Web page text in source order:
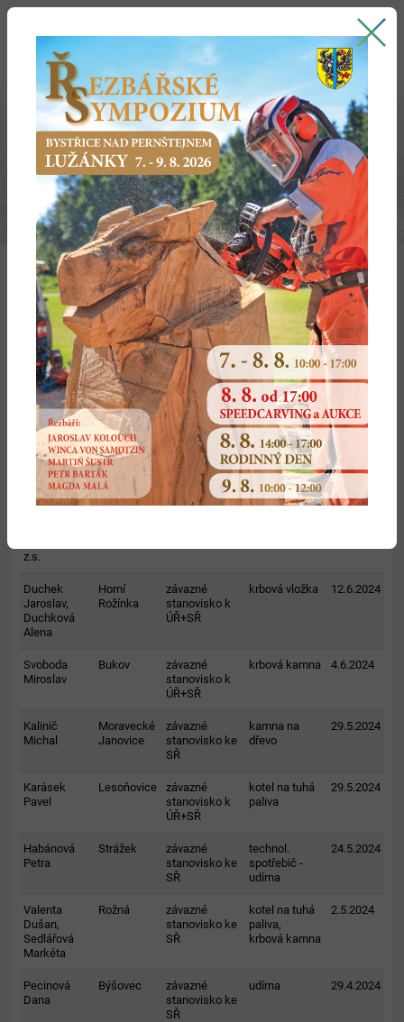
2024
Dotčený
subjekt
Dotčené
území
Předmět
žádosti
Typ Vydáno
Halas
Vladimír
Ujčov
závazné
stanovisko k
ÚŘ+SŘ
chov hosp.
zvířat
24.6.2024
Tvrdý Martin,
Tvrdá Erika
Písečné
závazné
stanovisko k
ÚŘ+SŘ
krbová vložka 24.6.2024
Tulis
Miroslav,
Tulisová
Hana
Bystřice
n.P.
závazné
stanovisko ke
SŘ
kotel na tuhá
paliva
24.6.2024
Slavíček Petr Hrdá Ves
závazné
stanovisko k
ÚŘ+SŘ
plyn.
kondenzač.
kotel
19.6.2024
Vrbka Jiří,
Ing.,
Vrbková
Bohuslava
Rožná
závazné
stanovisko k
ÚŘ+SŘ
krbová kamna 19.6.2024
z.s.
Duchek
Jaroslav,
Duchková
Alena
Horní
Rožínka
závazné
stanovisko k
ÚŘ+SŘ
krbová vložka 12.6.2024
Svoboda
Miroslav
Bukov
závazné
stanovisko k
ÚŘ+SŘ
krbová kamna 4.6.2024
Kalinič
Michal
Moravecké
Janovice
závazné
stanovisko ke
SŘ
kamna na
dřevo
29.5.2024
Karásek
Pavel
Lesoňovice
závazné
stanovisko k
ÚŘ+SŘ
kotel na tuhá
paliva
29.5.2024
Habánová
Petra
Strážek
závazné
stanovisko ke
SŘ
technol.
spotřebič -
udírna
24.5.2024
Valenta
Dušan,
Sedlářová
Markéta
Rožná
závazné
stanovisko ke
SŘ
kotel na tuhá
paliva,
krbová kamna
2.5.2024
Pecinová
Dana
Býšovec
závazné
stanovisko ke
SŘ
udírna 29.4.2024